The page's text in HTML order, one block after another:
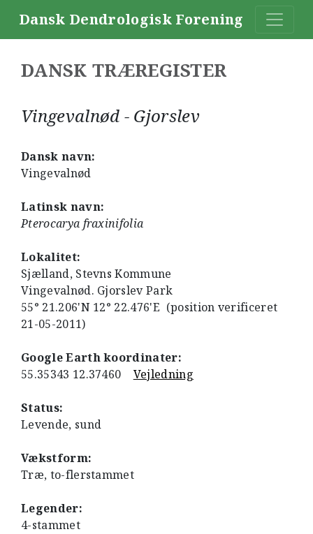
Dansk Dendrologisk Forening
DANSK TRÆREGISTER
Vingevalnød - Gjorslev
Dansk navn:
Vingevalnød
Latinsk navn:
Pterocarya fraxinifolia
Lokalitet:
Sjælland, Stevns Kommune
Vingevalnød. Gjorslev Park
55° 21.206'N 12° 22.476'E (position verificeret
21-05-2011)
Google Earth koordinater:
55.35343 12.37460 Vejledning
Status:
Levende, sund
Vækstform:
Træ, to-flerstammet
Legender:
4-stammet